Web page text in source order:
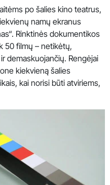
po šalies kino teatrus,
namų ekranus
Rinktinės dokumentikos
50 filmų – netikėtų,
demaskuojančių. Rengėjai
kiekvieną šalies
kai norisi būti atviriems,